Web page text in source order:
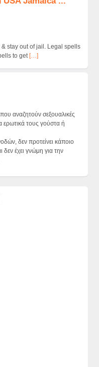
stay out of jail. Legal spells
to get […]
αναζητούν σεξουαλικές
ερωτικά τους γούστα ή
δεν προτείνει κάποιο
έχει γνώμη για την